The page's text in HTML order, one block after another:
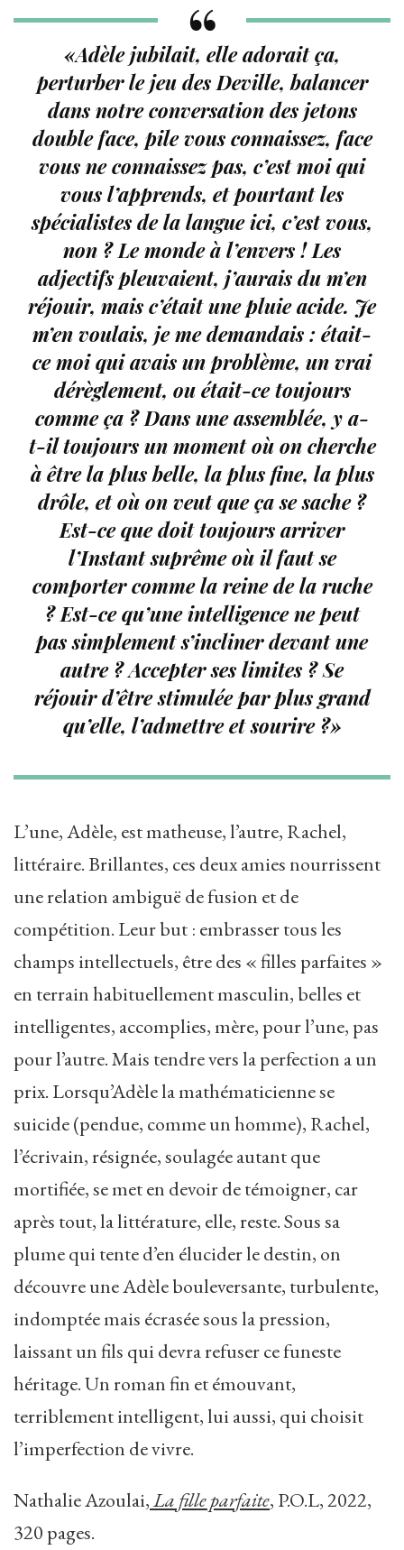
«Adèle jubilait, elle adorait ça,
perturber le jeu des Deville, balancer
dans notre conversation des jetons
double face, pile vous connaissez, face
vous ne connaissez pas, c’est moi qui
vous l’apprends, et pourtant les
spécialistes de la langue ici, c’est vous,
non ? Le monde à l’envers ! Les
adjectifs pleuvaient, j’aurais du m’en
réjouir, mais c’était une pluie acide. Je
m’en voulais, je me demandais : était-
ce moi qui avais un problème, un vrai
dérèglement, ou était-ce toujours
comme ça ? Dans une assemblée, y a-
t-il toujours un moment où on cherche
à être la plus belle, la plus fine, la plus
drôle, et où on veut que ça se sache ?
Est-ce que doit toujours arriver
l’Instant suprême où il faut se
comporter comme la reine de la ruche
? Est-ce qu’une intelligence ne peut
pas simplement s’incliner devant une
autre ? Accepter ses limites ? Se
réjouir d’être stimulée par plus grand
qu’elle, l’admettre et sourire ?»
L’une, Adèle, est matheuse, l’autre, Rachel,
littéraire. Brillantes, ces deux amies nourrissent
une relation ambiguë de fusion et de
compétition. Leur but : embrasser tous les
champs intellectuels, être des « filles parfaites »
en terrain habituellement masculin, belles et
intelligentes, accomplies, mère, pour l’une, pas
pour l’autre. Mais tendre vers la perfection a un
prix. Lorsqu’Adèle la mathématicienne se
suicide (pendue, comme un homme), Rachel,
l’écrivain, résignée, soulagée autant que
mortifiée, se met en devoir de témoigner, car
après tout, la littérature, elle, reste. Sous sa
plume qui tente d’en élucider le destin, on
découvre une Adèle bouleversante, turbulente,
indomptée mais écrasée sous la pression,
laissant un fils qui devra refuser ce funeste
héritage. Un roman fin et émouvant,
terriblement intelligent, lui aussi, qui choisit
l’imperfection de vivre.
Nathalie Azoulai,La fille parfaite, P.O.L, 2022,
320 pages.